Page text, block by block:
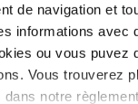
de navigation et
informations avec
ou vous puvez
Vous trouverez
notre